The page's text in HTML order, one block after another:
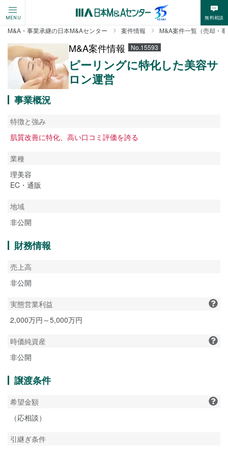
MENU 無料相談
M&A・事業承継の日本M&Aセンター 案件情報 M&A案件一覧（売却・
M&A案件情報 No.15593
ピーリングに特化した美容サ
ロン運営
事業概況
特徴と強み
肌質改善に特化、高い口コミ評価を誇る
業種
理美容
EC・通販
地域
非公開
財務情報
売上高
非公開
実態営業利益
2,000万円～5,000万円
時価純資産
非公開
譲渡条件
希望金額
（応相談）
引継ぎ条件